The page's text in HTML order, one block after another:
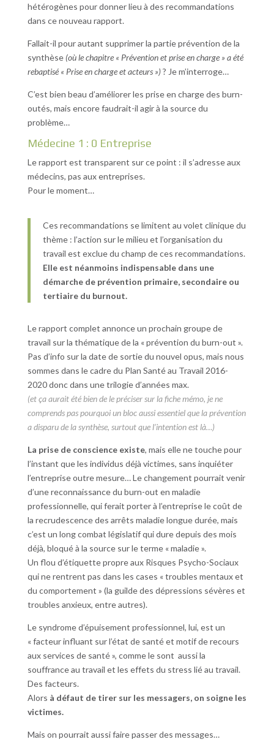
hétérogènes pour donner lieu à des recommandations
dans ce nouveau rapport.
Fallait-il pour autant supprimer la partie prévention de la
synthèse (où le chapitre « Prévention et prise en charge » a été
rebaptisé « Prise en charge et acteurs »)? Je m’interroge…
C’est bien beau d’améliorer les prise en charge des burn-
outés, mais encore faudrait-il agir à la source du
problème…
Médecine 1 : 0 Entreprise
Le rapport est transparent sur ce point : il s’adresse aux
médecins, pas aux entreprises.
Pour le moment…
Ces recommandations se limitent au volet clinique du
thème : l’action sur le milieu et l’organisation du
travail est exclue du champ de ces recommandations.
Elle est néanmoins indispensable dans une
démarche de prévention primaire, secondaire ou
tertiaire du burnout.
Le rapport complet annonce un prochain groupe de
travail sur la thématique de la « prévention du burn-out ».
Pas d’info sur la date de sortie du nouvel opus, mais nous
sommes dans le cadre du Plan Santé au Travail 2016-
2020 donc dans une trilogie d’années max.
(et ça aurait été bien de le préciser sur la fiche mémo, je ne
comprends pas pourquoi un bloc aussi essentiel que la prévention
a disparu de la synthèse, surtout que l’intention est là…)
La prise de conscience existe, mais elle ne touche pour
l’instant que les individus déjà victimes, sans inquiéter
l’entreprise outre mesure… Le changement pourrait venir
d’une reconnaissance du burn-out en maladie
professionnelle, qui ferait porter à l’entreprise le coût de
la recrudescence des arrêts maladie longue durée, mais
c’est un long combat législatif qui dure depuis des mois
déjà, bloqué à la source sur le terme « maladie ».
Un flou d’étiquette propre aux Risques Psycho-Sociaux
qui ne rentrent pas dans les cases « troubles mentaux et
du comportement » (la guilde des dépressions sévères et
troubles anxieux, entre autres).
Le syndrome d’épuisement professionnel, lui, est un
« facteur influant sur l’état de santé et motif de recours
aux services de santé », comme le sont aussi la
souffrance au travail et les effets du stress lié au travail.
Des facteurs.
Alors à défaut de tirer sur les messagers, on soigne les
victimes.
Mais on pourrait aussi faire passer des messages…